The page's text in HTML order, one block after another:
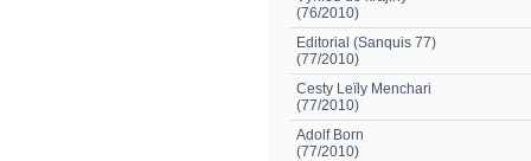
(76/2010)
Editorial (Sanquis 77)
(77/2010)
Cesty Leïly Menchari
(77/2010)
Adolf Born
(77/2010)